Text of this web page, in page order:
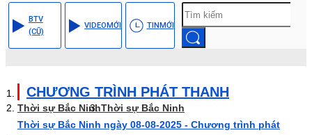
BTV
(CŨ)
VIDEOMỚI TINMỚI
CHƯƠNG TRÌNH PHÁT THANH
Thời sự Bắc NinhThời sự Bắc Ninh
Thời sự Bắc Ninh ngày 08-08-2025 - Chương trình phát